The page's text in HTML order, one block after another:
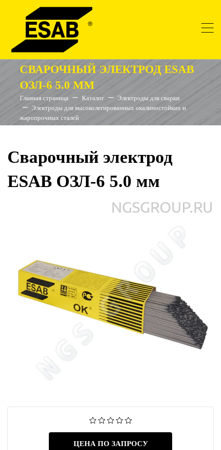
СВАРОЧНЫЙ ЭЛЕКТРОД ESAB
ОЗЛ-6 5.0 ММ
Главная страница Каталог
Электроды для сварки
Электроды для высоколегированных окалиностойких и
жаропрочных сталей
Сварочный электрод
ESAB ОЗЛ-6 5.0 мм
ЦЕНА ПО ЗАПРОСУ